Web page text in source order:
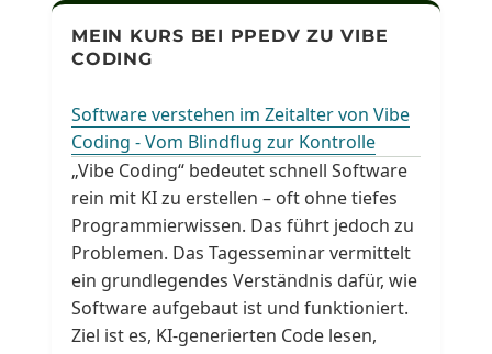
MEIN KURS BEI PPEDV ZU VIBE
CODING
Software verstehen im Zeitalter von Vibe
Coding - Vom Blindflug zur Kontrolle
„Vibe Coding“ bedeutet schnell Software
rein mit KI zu erstellen – oft ohne tiefes
Programmierwissen. Das führt jedoch zu
Problemen. Das Tagesseminar vermittelt
ein grundlegendes Verständnis dafür, wie
Software aufgebaut ist und funktioniert.
Ziel ist es, KI-generierten Code lesen,